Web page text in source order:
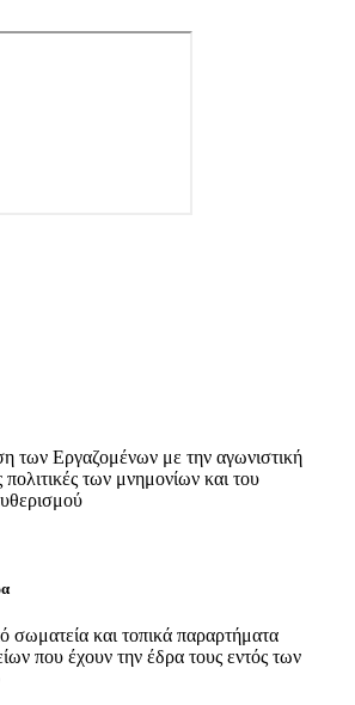
Εργαζομένων με την αγωνιστική
πολιτικές των μνημονίων και του
σωματεία και τοπικά παραρτήματα
που έχουν την έδρα τους εντός των